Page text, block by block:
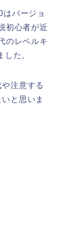
バージョ
初心者が近
のレベルキ
た。
注意する
と思いま